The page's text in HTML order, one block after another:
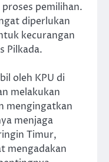
pemilihan.
diperlukan
kecurangan
Pilkada.
oleh KPU di
melakukan
mengingatkan
menjaga
Timur,
mengadakan